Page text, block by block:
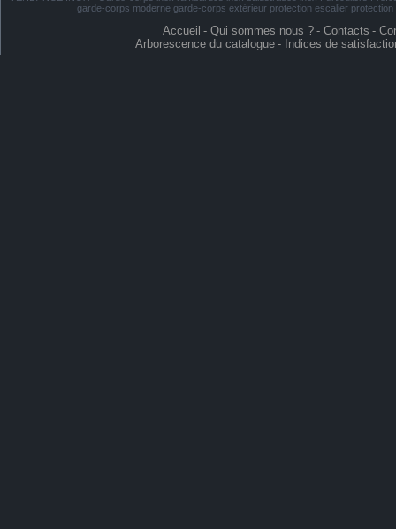
garde-corps moderne garde-corps extérieur protection escalier
Accueil - Qui sommes nous ? - Contacts -
Arborescence du catalogue - Indices de